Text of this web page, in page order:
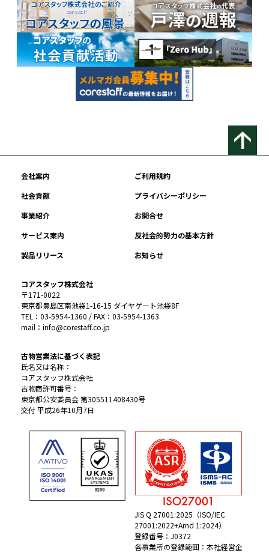
会社案内
ご利用規約
社会貢献
プライバシーポリシー
事業紹介
お問合せ
サービス案内
反社会的勢力の基本方針
製品リリース
お知らせ
コアスタッフ株式会社
〒171-0022
東京都豊島区南池袋1-16-15 ダイヤゲート池袋8F
TEL：03-5954-1360 / FAX：03-5954-1363
mail：info@corestaff.co.jp
古物営業法に基づく表記
氏名又は名称：
コアスタッフ株式会社
古物商許可番号：
東京都公安委員会 第305511408430号
交付 平成26年10月7日
JIS Q 27001:2025（ISO/IEC
27001:2022+Amd 1:2024）
登録番号：J0372
各事業所の登録範囲：本社経営企